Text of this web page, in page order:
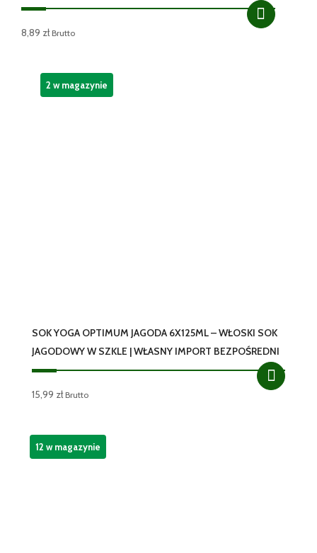
8,89 zł Brutto
SOK YOGA OPTIMUM JAGODA 6X125ML – WŁOSKI SOK
JAGODOWY W SZKLE | WŁASNY IMPORT BEZPOŚREDNI
15,99 zł Brutto
2 w magazynie
12 w magazynie